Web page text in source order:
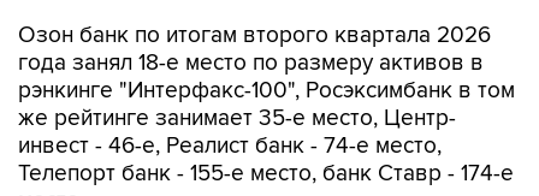
Озон банк по итогам второго квартала 2026
года занял 18-е место по размеру активов в
рэнкинге "Интерфакс-100", Росэксимбанк в том
же рейтинге занимает 35-е место, Центр-
инвест - 46-е, Реалист банк - 74-е место,
Телепорт банк - 155-е место, банк Ставр - 174-е